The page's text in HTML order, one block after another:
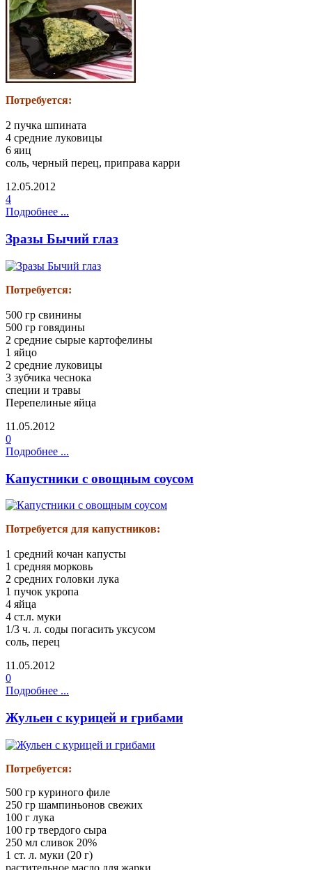
Потребуется:
2 пучка шпината
4 средние луковицы
6 яиц
соль, черный перец, приправа карри
12.05.2012
4
Подробнее ...
Зразы Бычий глаз
Потребуется:
500 гр свинины
500 гр говядины
2 средние сырые картофелины
1 яйцо
2 средние луковицы
3 зубчика чеснока
специи и травы
Перепелиные яйца
11.05.2012
0
Подробнее ...
Капустники с овощным соусом
Потребуется для капустников:
1 средний кочан капусты
1 средняя морковь
2 средних головки лука
1 пучок укропа
4 яйца
4 ст.л. муки
1/3 ч. л. соды погасить уксусом
соль, перец
11.05.2012
0
Подробнее ...
Жульен с курицей и грибами
Потребуется:
500 гр куриного филе
250 гр шампиньонов свежих
100 г лука
100 гр твердого сыра
250 мл сливок 20%
1 ст. л. муки (20 г)
растительное масло для жарки